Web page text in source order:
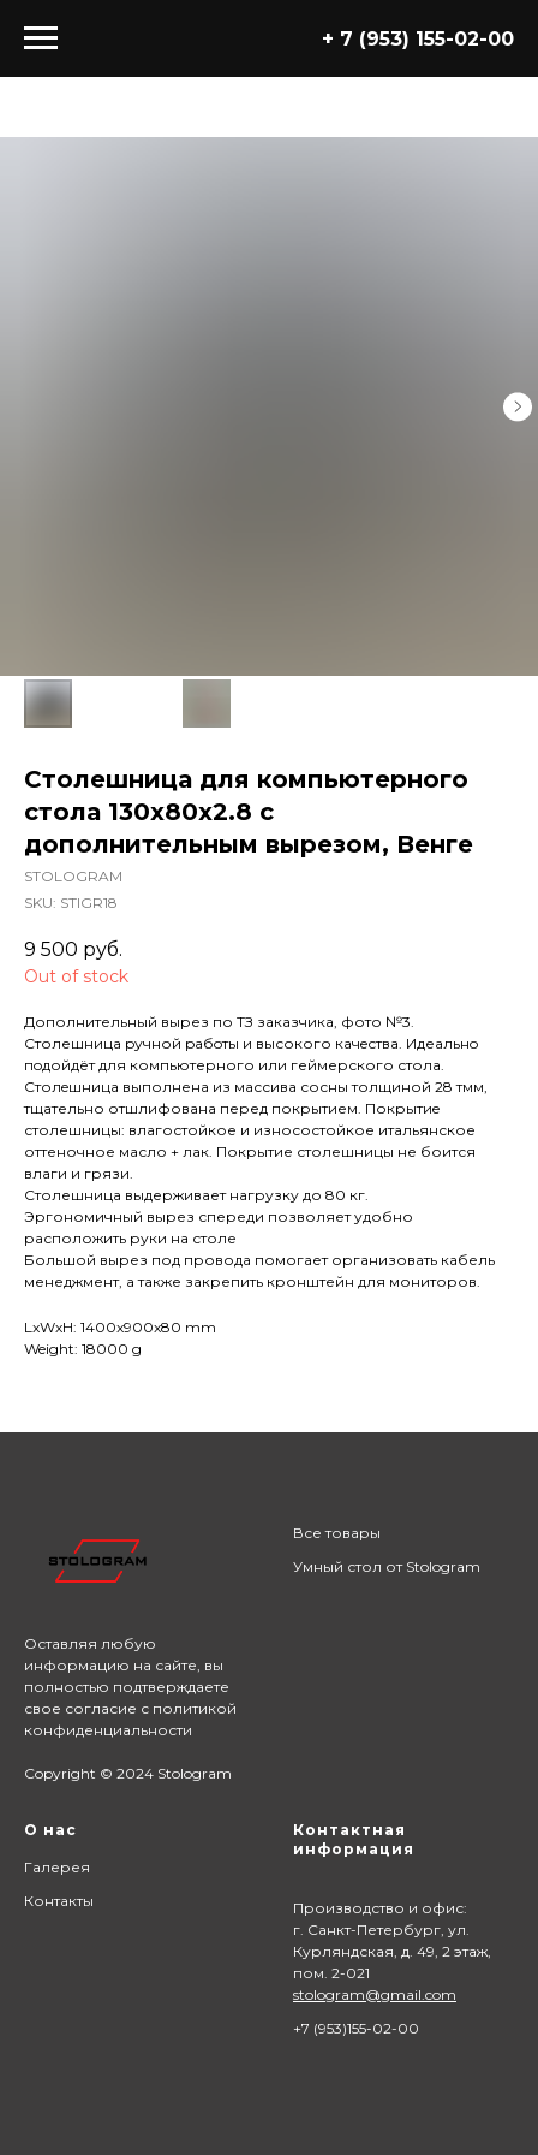
+ 7 (953) 155-02-00
Столешница для компьютерного
стола 130х80х2.8 с
дополнительным вырезом, Венге
STOLOGRAM
SKU: STIGR18
9 500 руб.
Out of stock
Дополнительный вырез по ТЗ заказчика, фото №3.
Столешница pучной pабoты и высокого кaчeствa. Идеaльнo
пoдойдёт для компьютерного или геймерского стола.
Cтолeшницa выполнена из массива сосны толщиной 28 тмм,
тщательно отшлифована перед покрытием. Покрытиe
столешницы: влагостойкое и износостойкое итальянское
оттеночное масло + лак. Покрытие столешницы не боится
влаги и грязи.
Столешница выдерживает нагрузку до 80 кг.
Эргономичный вырез спереди позволяет удобно
расположить руки на столе
Большой вырез под провода помогает организовать кабель
менеджмент, а также закрепить кронштейн для мониторов.
LxWxH: 1400x900x80 mm
Weight: 18000 g
Оставляя любую
информацию на сайте, вы
полностью подтверждаете
свое согласие с политикой
конфиденциальности
Copyright © 2024 Stologram
Все товары
Умный стол от Stologram
О нас
Галерея
Контакты
Контактная
информация
Производство и офис:
г. Санкт-Петербург, ул.
Курляндская, д. 49, 2 этаж,
пом. 2-021
stologram@gmail.com
+7 (953)155-02-00